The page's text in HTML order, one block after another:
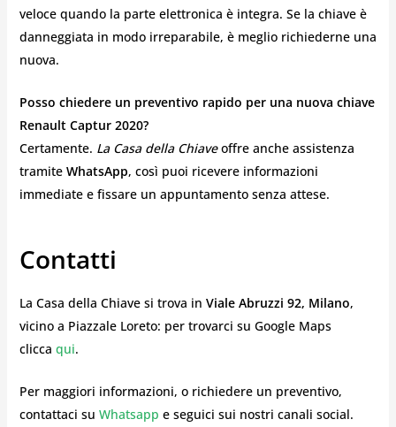
veloce quando la parte elettronica è integra. Se la chiave è
danneggiata in modo irreparabile, è meglio richiederne una
nuova.
Posso chiedere un preventivo rapido per una nuova chiave
Renault Captur 2020?
Certamente. La Casa della Chiaveoffre anche assistenza
tramite WhatsApp, così puoi ricevere informazioni
immediate e fissare un appuntamento senza attese.
Contatti
La Casa della Chiave si trova in Viale Abruzzi 92, Milano,
vicino a Piazzale Loreto: per trovarci su Google Maps
clicca qui.
Per maggiori informazioni, o richiedere un preventivo,
contattaci su Whatsapp e seguici sui nostri canali social.